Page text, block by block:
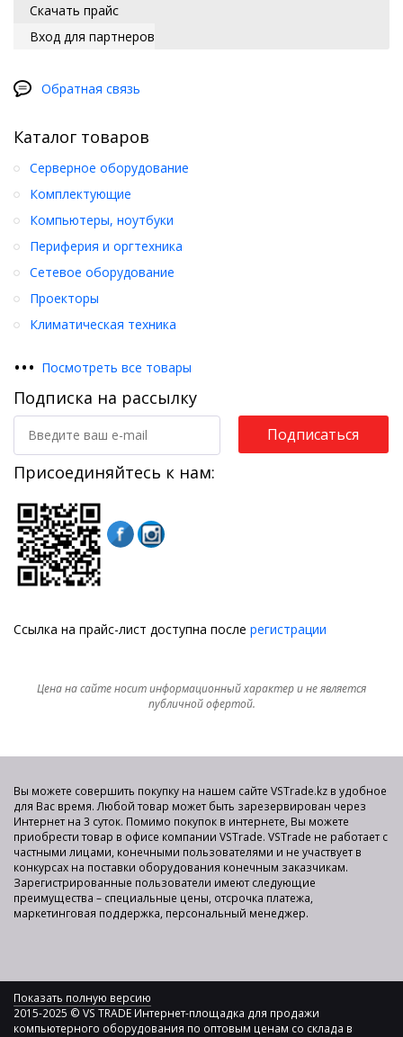
Скачать прайс
Вход для партнеров
Обратная связь
Каталог товаров
Серверное оборудование
Комплектующие
Компьютеры, ноутбуки
Периферия и оргтехника
Сетевое оборудование
Проекторы
Климатическая техника
••• Посмотреть все товары
Подписка на рассылку
Подписаться
Присоединяйтесь к нам:
Ссылка на прайс-лист доступна после регистрации
Цена на сайте носит информационный характер и не является
публичной офертой.
Вы можете совершить покупку на нашем сайте VSTrade.kz в удобное
для Вас время. Любой товар может быть зарезервирован через
Интернет на 3 суток. Помимо покупок в интернете, Вы можете
приобрести товар в офисе компании VSTrade. VSTrade не работает с
частными лицами, конечными пользователями и не участвует в
конкурсах на поставки оборудования конечным заказчикам.
Зарегистрированные пользователи имеют следующие
преимущества – специальные цены, отсрочка платежа,
маркетинговая поддержка, персональный менеджер.
Показать полную версию
2015-2025 © VS TRADE Интернет-площадка для продажи
компьютерного оборудования по оптовым ценам со склада в